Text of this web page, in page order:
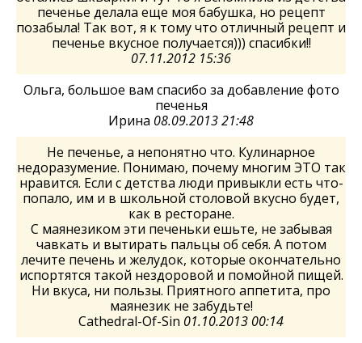
печенье делала еще моя бабушка, но рецепт
позабыла! Так вот, я к тому что отличный рецепт и
печенье вкусное получается))) спасибки!!
07.11.2012 15:36
Ольга, большое вам спасибо за добавление фото
печенья
Ирина 08.09.2013 21:48
Не печенье, а непонятно что. Кулинарное
недоразумение. Понимаю, почему многим ЭТО так
нравится. Если с детства люди привыкли есть что-
попало, им и в школьной столовой вкусно будет,
как в ресторане.
С маянезиком эти печеньки ешьте, не забывая
чавкать и вытирать пальцы об себя. А потом
лечите печень и желудок, которые окончательно
испортятся такой нездоровой и помойной пищей.
Ни вкуса, ни пользы. Приятного аппетита, про
маянезик не забудьте!
Cathedral-Of-Sin 01.10.2013 00:14